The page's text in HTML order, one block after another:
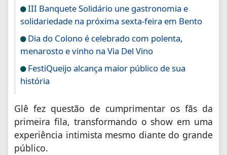
III Banquete Solidário une gastronomia e
solidariedade na próxima sexta-feira em Bento
Dia do Colono é celebrado com polenta,
menarosto e vinho na Via Del Vino
FestiQueijo alcança maior público de sua
história
Glê fez questão de cumprimentar os fãs da
primeira fila, transformando o show em uma
experiência intimista mesmo diante do grande
público.